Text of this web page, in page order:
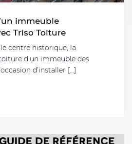
immeuble
Triso Toiture
centre historique, la
d’un immeuble des
d’installer [...]